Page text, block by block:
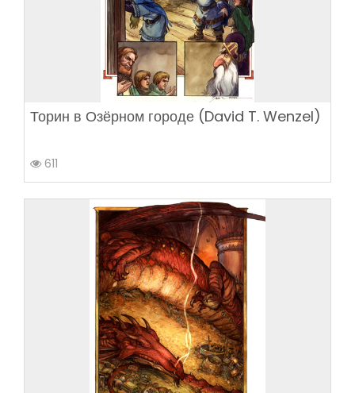
Торин в Озёрном городе (David T. Wenzel)
611